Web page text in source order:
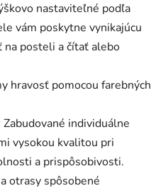
nastaviteľné podľa
vám poskytne vynikajúcu
posteli a čítať alebo
hravosť pomocou farebných
individuálne
vysokou kvalitou pri
a prispôsobivosti.
otrasy spôsobené